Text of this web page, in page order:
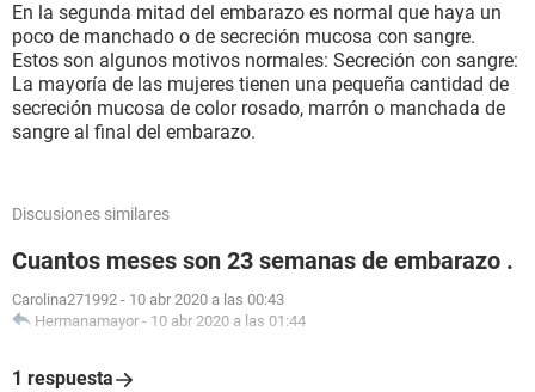
En la segunda mitad del embarazo es normal que haya un
poco de manchado o de secreción mucosa con sangre.
Estos son algunos motivos normales: Secreción con sangre:
La mayoría de las mujeres tienen una pequeña cantidad de
secreción mucosa de color rosado, marrón o manchada de
sangre al final del embarazo.
Discusiones similares
Cuantos meses son 23 semanas de embarazo .
Carolina271992 - 10 abr 2020 a las 00:43
Hermanamayor - 10 abr 2020 a las 01:44
1 respuesta